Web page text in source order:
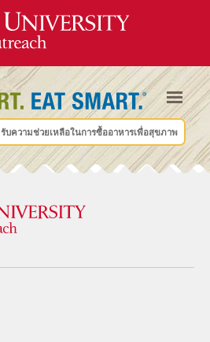
รับความช่วยเหลือในการซื้ออาหารเพื่อสุขภาพ